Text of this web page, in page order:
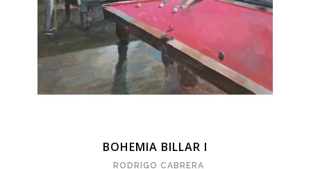
BOHEMIA BILLAR I
RODRIGO CABRERA